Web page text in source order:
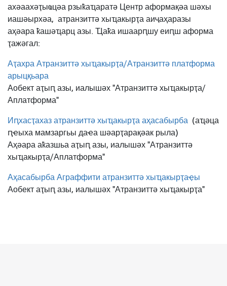
ахәаахәҭыҩцәа рзыҟаҵаратә Центр аформақәа шәхы
иашәырхәа, атранзиттә хыҵакырҭа аиҷаҳаразы
аҳәара ҟашәҵарц азы. Ҵаҟа ишаарԥшу еиԥш аформа
ҭажәгал:
Аҭахра Атранзиттә хыҵакырҭа/Атранзиттә платформа
арыцқьара
Аобект аҭыԥ азы, иалышәх "Атранзиттә хыҵакырҭа/
Аплатформа"
Иԥхасҭахаз атранзиттә хыҵакырҭа аҳасабырба (аҵәца
ԥҽыха мамзаргьы даҽа шәарҭарақәак рыла)
Аҳәара аҟазшьа аҭыԥ азы, иалышәх "Атранзиттә
хыҵакырҭа/Аплатформа"
Аҳасабырба Аграффити атранзиттә хыҵакырҭаҿы
Аобект аҭыԥ азы, иалышәх "Атранзиттә хыҵакырҭа"